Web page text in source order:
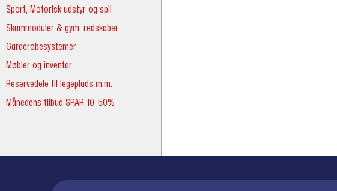
Sport, Motorisk udstyr og spil
Skummoduler & gym. redskaber
Garderobesystemer
Møbler og inventar
Reservedele til legeplads m.m.
Månedens tilbud SPAR 10-50%